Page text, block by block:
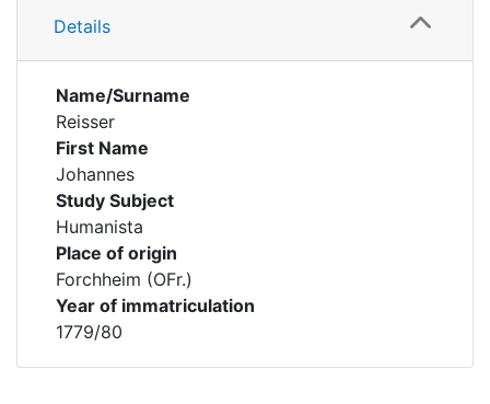
Details
Name/Surname
Reisser
First Name
Johannes
Study Subject
Humanista
Place of origin
Forchheim (OFr.)
Year of immatriculation
1779/80